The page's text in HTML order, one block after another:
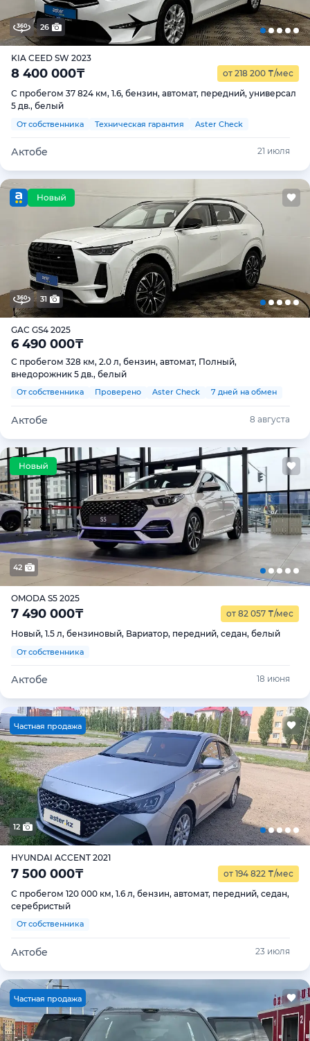
26
KIA CEED SW 2023
8 400 000₸ от 218 200 ₸/мес
С пробегом 37 824 км, 1.6, бензин, автомат, передний, универсал
5 дв., белый
От собственника Техническая гарантия Aster Check
Актобе 21 июля
31
GAC GS4 2025
6 490 000₸
С пробегом 328 км, 2.0 л, бензин, автомат, Полный,
внедорожник 5 дв., белый
От собственника Проверено Aster Check 7 дней на обмен
Актобе 8 августа
42
OMODA S5 2025
7 490 000₸ от 82 057 ₸/мес
Новый, 1.5 л, бензиновый, Вариатор, передний, седан, белый
От собственника
Актобе 18 июня
Частная продажа
12
HYUNDAI ACCENT 2021
7 500 000₸ от 194 822 ₸/мес
С пробегом 120 000 км, 1.6 л, бензин, автомат, передний, седан,
серебристый
От собственника
Актобе 23 июля
Частная продажа